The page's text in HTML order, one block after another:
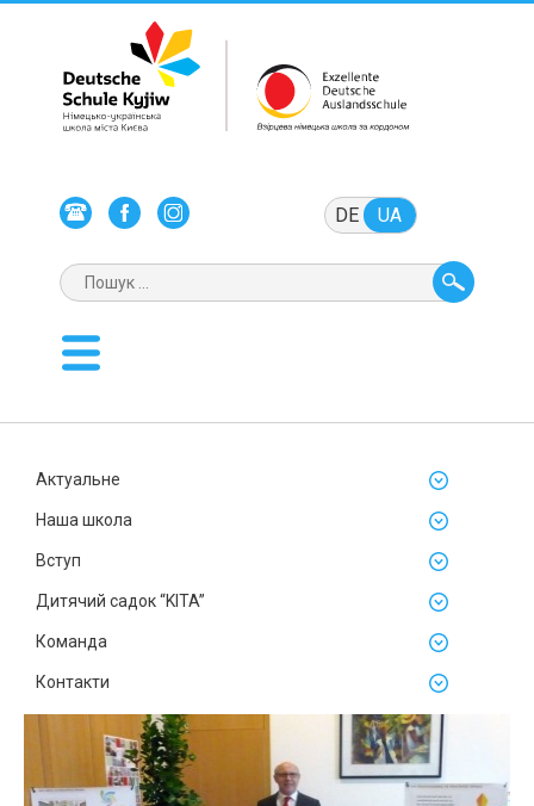
DE UA
Актуальне
Наша школа
Вступ
Дитячий садок “KITA”
Команда
Контакти